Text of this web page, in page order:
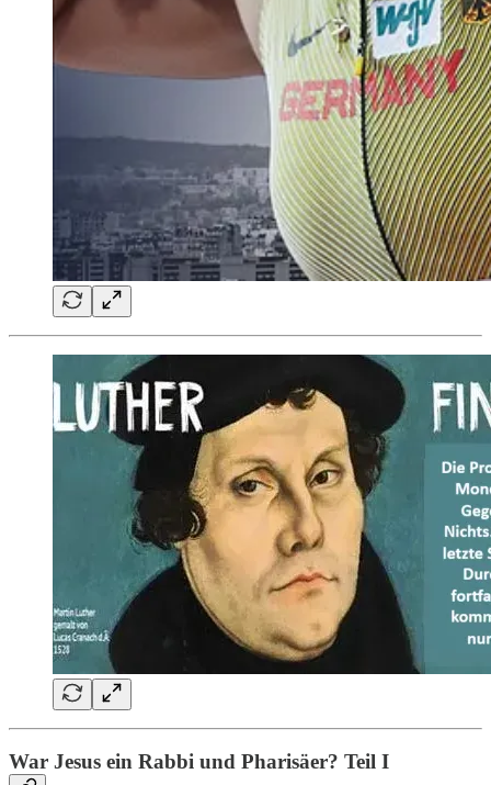
War Jesus ein Rabbi und Pharisäer? Teil I